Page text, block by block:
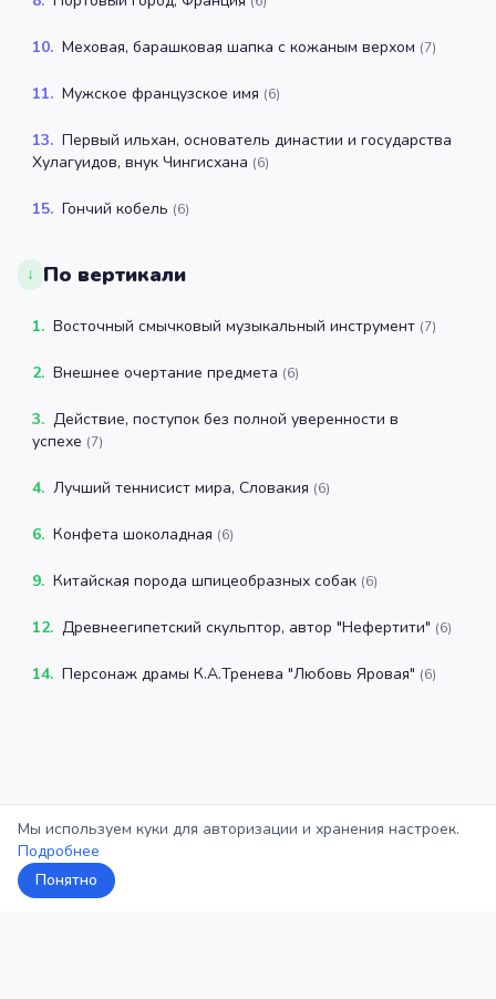
10. Меховая, барашковая шапка с кожаным верхом (7)
11. Мужское французское имя (6)
13. Первый ильхан, основатель династии и государства
Хулагуидов, внук Чингисхана (6)
15. Гончий кобель (6)
↓ По вертикали
1. Восточный смычковый музыкальный инструмент (7)
2. Внешнее очертание предмета (6)
3. Действие, поступок без полной уверенности в
успехе (7)
4. Лучший теннисист мира, Словакия (6)
6. Конфета шоколадная (6)
9. Китайская порода шпицеобразных собак (6)
12. Древнеегипетский скульптор, автор "Нефертити" (6)
14. Персонаж драмы К.А.Тренева "Любовь Яровая" (6)
Мы используем куки для авторизации и хранения настроек.
Подробнее
Понятно